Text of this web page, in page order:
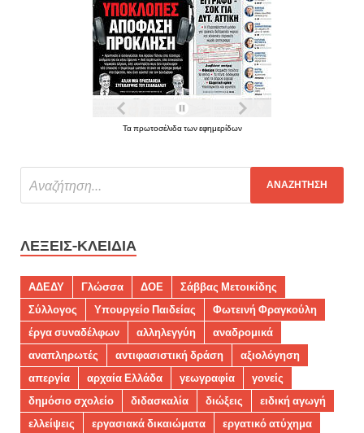
Τα πρωτοσέλιδα των εφημερίδων
ΛΈΞΕΙΣ-ΚΛΕΙΔΙΆ
ΑΔΕΔΥ Γλώσσα ΔΟΕ
Σάββας Μετοικίδης
Σύλλογος
Υπουργείο Παιδείας
Φωτεινή Φραγκούλη
έργα συναδέλφων
αλληλεγγύη
αναδρομικά
αναπληρωτές
αντιφασιστική δράση
αξιολόγηση
απεργία
αρχαία Ελλάδα γεωγραφία
γονείς
δημόσιο σχολείο
διδασκαλία διώξεις
ειδική αγωγή
ελλείψεις
εργασιακά δικαιώματα
εργατικό ατύχημα